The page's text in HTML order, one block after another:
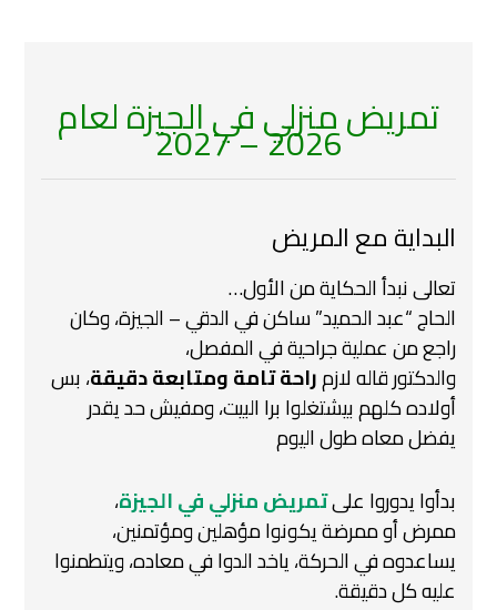
تمريض منزلي في الجيزة لعام
2026 – 2027
البداية مع المريض
تعالى نبدأ الحكاية من الأول…
الحاج “عبد الحميد” ساكن في الدقي – الجيزة، وكان
راجع من عملية جراحية في المفصل،
والدكتور قاله لازمراحة تامة ومتابعة دقيقة، بس
أولاده كلهم بيشتغلوا برا البيت، ومفيش حد يقدر
يفضل معاه طول اليوم
بدأوا يدوروا علىتمريض منزلي في الجيزة،
ممرض أو ممرضة يكونوا مؤهلين ومؤتمنين،
يساعدوه في الحركة، ياخد الدوا في معاده، ويتطمنوا
عليه كل دقيقة.